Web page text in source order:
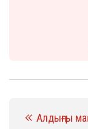
Алдыңғы